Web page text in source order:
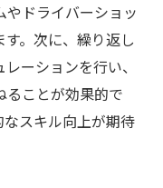
ドライバーショッ
。次に、繰り返し
ーションを行い、
ることが効果的で
スキル向上が期待